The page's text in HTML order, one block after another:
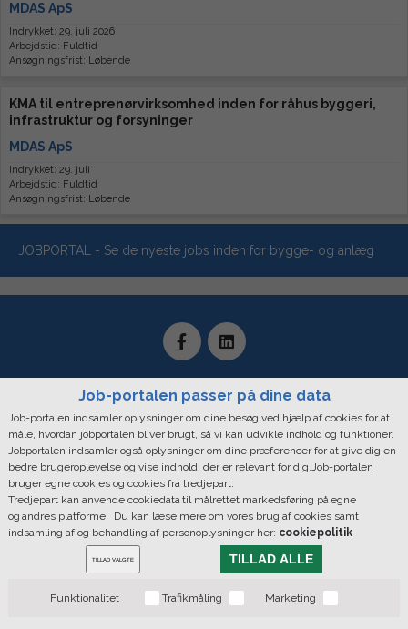
MDAS ApS
Indrykket: 29. juli 2026
Arbejdstid: Fuldtid
Ansøgningsfrist: Løbende
KMA til entreprenørvirksomhed inden for råhus byggeri,
infrastruktur og forsyninger
MDAS ApS
Indrykket: 29. juli
Arbejdstid: Fuldtid
Ansøgningsfrist: Løbende
JOBPORTAL - Se de nyeste jobs inden for bygge- og anlæg
Mediaxpress, Bredgade 36. 1. Sal - Forhuset, 1260 København K |
CVR: 28890346
Telefontider: Mandag - Fredag: 09.00 - 16.00 | Hovednummer: +45
33 44 55 55
Copyright © 2019 MediaXpress. All rights reserved |Cookie Policy
Du bestemer over din data
Bygge & Anlægsavisen
Job-portalen passer på dine data
Job-portalen indsamler oplysninger om dine besøg ved hjælp af cookies for at
måle, hvordan jobportalen bliver brugt, så vi kan udvikle indhold og funktioner.
Jobportalen indsamler også oplysninger om dine præferencer for at give dig en
bedre brugeroplevelse og vise indhold, der er relevant for dig.Job-portalen
bruger egne cookies og cookies fra tredjepart.
Tredjepart kan anvende cookiedata til målrettet markedsføring på egne
og andres platforme. Du kan læse mere om vores brug af cookies samt
indsamling af og behandling af personoplysninger her: cookiepolitik
TILLAD VALGTE TILLAD ALLE
Funktionalitet Trafikmåling Marketing